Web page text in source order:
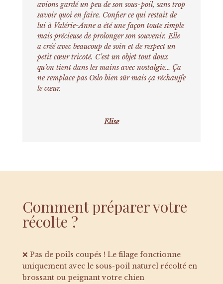
avions gardé un peu de son sous-poil, sans trop
savoir quoi en faire. Confier ce qui restait de
lui à Valérie-Anne a été une façon toute simple
mais précieuse de prolonger son souvenir. Elle
a créé avec beaucoup de soin et de respect un
petit cœur tricoté. C’est un objet tout doux
qu’on tient dans les mains avec nostalgie… Ça
ne remplace pas Oslo bien sûr mais ça réchauffe
le cœur.
Elise
Comment préparer votre
récolte ?
❌ Pas de poils coupés ! Le filage fonctionne
uniquement avec le sous-poil naturel récolté en
brossant ou peignant votre chien